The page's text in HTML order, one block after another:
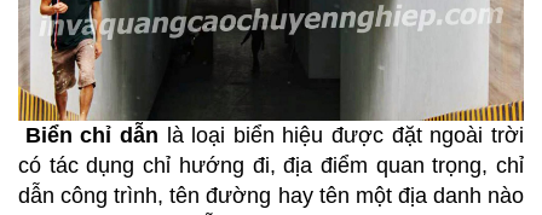
Biển chỉ dẫn là loại biển hiệu được đặt ngoài trời
có tác dụng chỉ hướng đi, địa điểm quan trọng, chỉ
dẫn công trình, tên đường hay tên một địa danh nào